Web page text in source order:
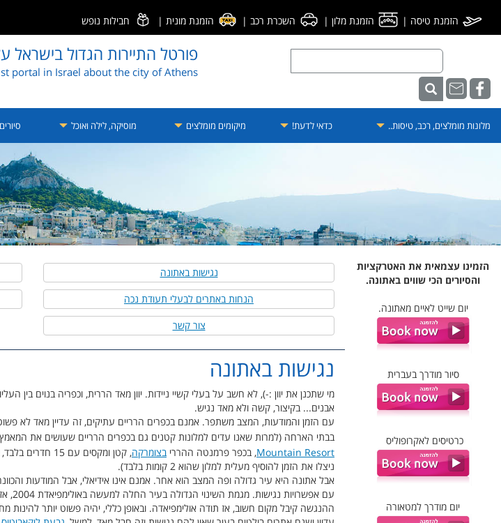
הזמנת טיסה | הזמנת מלון | השכרת רכב | הזמנת מונית | חבילות נופש
פורטל התיירות הגדול בישראל
portal in Israel about the city of Athens
מלונות מומלצים, רכב, טיסות.. כדאי לדעת! מיקומים מומלצים מוסיקה, לילה ואוכל
הזמינו עצמאית את האטרקציות
והסיורים הכי שווים באתונה.
יום שייט לאיים מאתונה.
סיור מודרך בעברית
כרטיסים לאקרופוליס
יום מודרך למטאורה
נגישות באתונה
הנחות באתרים לבעלי תעודת נכה
צור קשר
נגישות באתונה
מי שתכנן את יוון :-), לא חשב על בעלי קשיי ניידות. יוון מאד הררית, וכפריה בנוים בין
אבנים... בקיצור, קשה ולא מאד נגיש.
עם הזמן והמודעות, המצב משתפר. אמנם בכפרים הרריים עתיקים, זה עדיין מאד לא
בבתי הארחה (למרות שאנו עדים למלונות קטנים גם בכפרים הרריים שעושים את המאמץ
Mountain Resort, בכפר פרמנטה ההררי בצומרקה
, קטן ומקסים
ניצלו את הזמן להוסיף מעלית למלון שהוא 2 קומות בלבד).
אבל אתונה היא עיר גדולה ופה המצב הוא אחר. אמנם אינו אידיאלי, אבל המודעות
עם
ההנגשה קיבל מקום חשוב, אז תודה אולימפיאדה. ובאופן כללי, יהיה פשוט יותר להינות